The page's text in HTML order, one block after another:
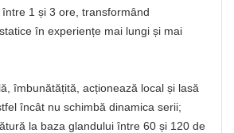
1 și 3 ore, transformând
în experiențe mai lungi și mai
îmbunătățită, acționează local și lasă
încât nu schimbă dinamica serii;
la baza glandului între 60 și 120 de